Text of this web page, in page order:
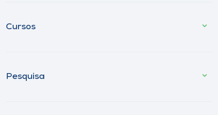
Cursos
Pesquisa